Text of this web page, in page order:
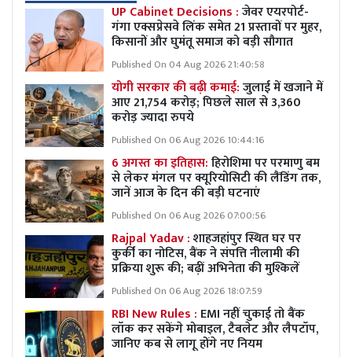
UP Cabinet Decisions :जेवर एयरपोर्ट-
गंगा एक्सप्रेसवे लिंक समेत 21 प्रस्तावों पर मुहर,
किसानों और घुमंतू समाज को बड़ी सौगात
Published On 04 Aug 2026 21:40:58
योगी सरकार की बढ़ी कमाई:जुलाई में खजाने में
आए 21,754 करोड़; पिछले साल से 3,360
करोड़ ज्यादा रुपये
Published On 06 Aug 2026 10:44:16
6 अगस्त का इतिहास:हिरोशिमा पर परमाणु बम
से लेकर मंगल पर क्यूरियोसिटी की लैंडिंग तक,
जानें आज के दिन की बड़ी घटनाएं
Published On 06 Aug 2026 07:00:56
Rajpal Yadav :शाहजहांपुर स्थित घर पर
कुर्की का नोटिस, बैंक ने संपत्ति नीलामी की
प्रक्रिया शुरू की; बढ़ीं अभिनेता की मुश्किलें
Published On 06 Aug 2026 18:07:59
RBI New Rules : EMI नहीं चुकाई तो बैंक
लॉक कर सकेंगे मोबाइल, टैबलेट और लैपटॉप,
जानिए कब से लागू होंगे नए नियम